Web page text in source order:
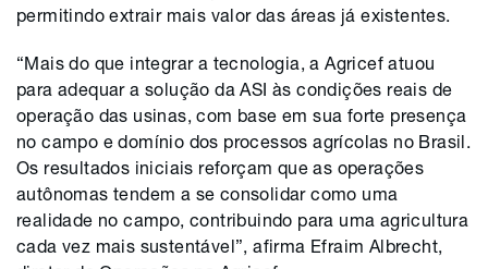
permitindo extrair mais valor das áreas já existentes.
“Mais do que integrar a tecnologia, a Agricef atuou
para adequar a solução da ASI às condições reais de
operação das usinas, com base em sua forte presença
no campo e domínio dos processos agrícolas no Brasil.
Os resultados iniciais reforçam que as operações
autônomas tendem a se consolidar como uma
realidade no campo, contribuindo para uma agricultura
cada vez mais sustentável”, afirma Efraim Albrecht,